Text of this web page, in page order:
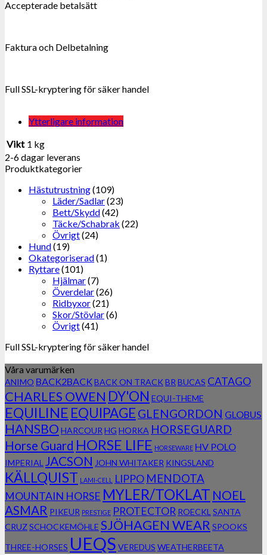
Accepterade betalsätt
Faktura och Delbetalning
Full SSL-kryptering för säker handel
Ytterligare information
Vikt 1 kg
2-6 dagar leverans
Produktkategorier
Hästutrustning(109)
Läder/Sadlar(23)
Bett/Skydd(42)
Täcke/Schabrak (22)
Övrigt(24)
Hund(19)
Okategoriserad(1)
Ryttare(101)
Hjälmar(7)
Överdelar(26)
Ridbyxor(21)
Skor/Stövlar(6)
Övrigt(41)
Full SSL-kryptering för säker handel
Våra varumärken
ANIMO BACK2BACKBACK ON TRACK BR BUCAS CATAGO
CHARLES OWEN DY'ON EQUI-THEME
EQUILINE EQUIPAGE GLENGORDON GLOBUS
HANSBO HARCOUR HG HORKA HORSEGUARD
Horse Guard HORSE LIFE HORSEWARE HV POLO
IMPERIAL JACSON JOHN WHITAKER KINGSLAND
KÄLLQUIST LAMI-CELL LIPPO MENDOTA
MOUNTAIN HORSE MYLER/TOKLAT NOEL
ASMAR PIKEUR PRESTIGE PROTECTOR ROECKL SANTA
CRUZSCHOCKEMÖHLE SJÖHAGEN WEAR SPOOKS
THREE-HORSES UEQS VEREDUS WEATHERBEETA